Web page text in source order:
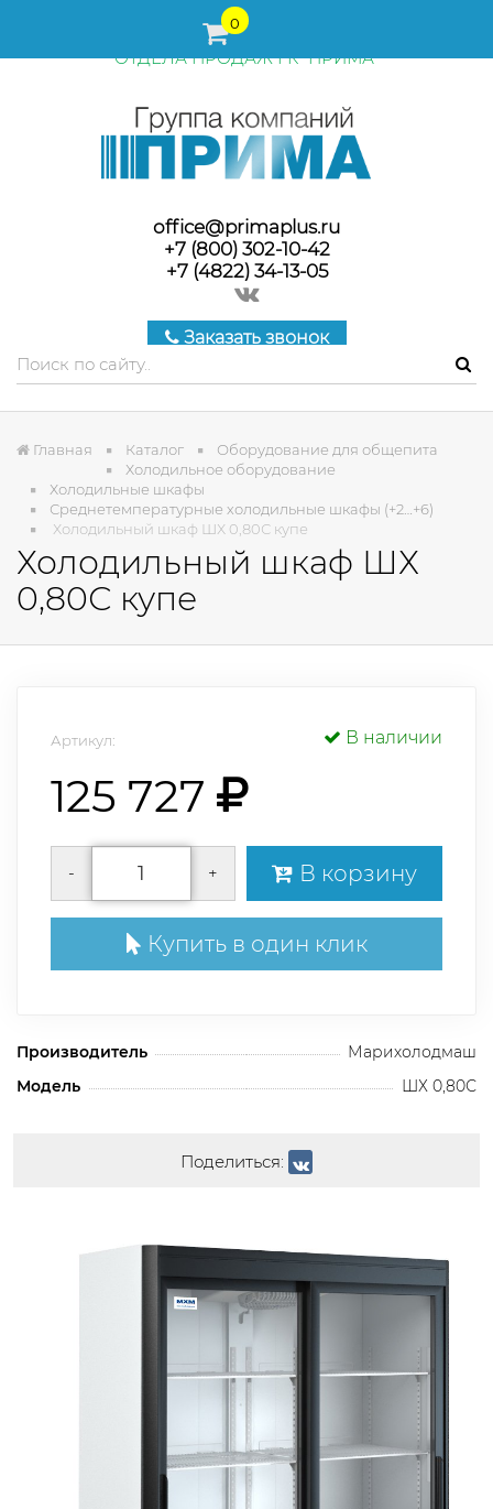
0
ПЕРЕД ОФОРМЛЕНИЕМ ЗАКАЗА, СТОИМОСТЬ И СРОКИ
ПОСТАВКИ ТОВАРА УТОЧНЯЙТЕ У МЕНЕДЖЕРОВ
ОТДЕЛА ПРОДАЖ ГК "ПРИМА"
office@primaplus.ru
+7 (800) 302-10-42
+7 (4822) 34-13-05
Заказать звонок
Главная Каталог
Оборудование для общепита
Холодильное оборудование
Холодильные шкафы
Среднетемпературные холодильные шкафы (+2…+6)
Холодильный шкаф ШХ 0,80С купе
Холодильный шкаф ШХ
0,80С купе
Артикул: В наличии
125 727
- + В корзину
Купить в один клик
Производитель
Марихолодмаш
Модель
ШХ 0,80С
Поделиться: